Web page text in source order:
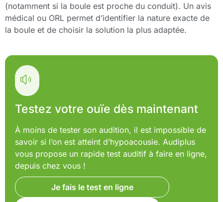
(notamment si la boule est proche du conduit). Un avis
médical ou ORL permet d’identifier la nature exacte de
la boule et de choisir la solution la plus adaptée.
Testez votre ouïe dès maintenant
À moins de tester son audition, il est impossible de
savoir si l’on est atteint d’hypoacousie. Audiplus
vous propose un rapide test auditif à faire en ligne,
depuis chez vous !
Je fais le test en ligne